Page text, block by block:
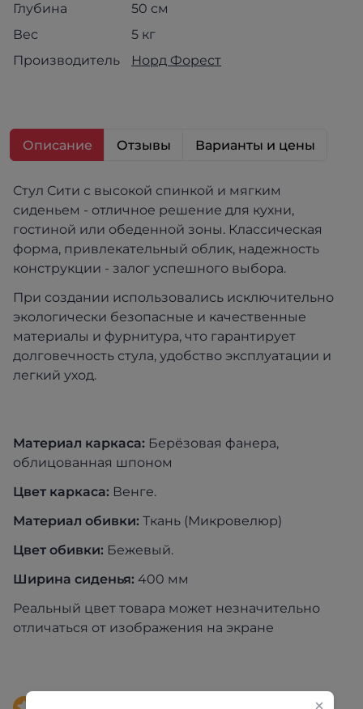
Глубина
50 см
Вес
5 кг
Производитель
Норд Форест
Описание Отзывы Варианты и цены
Стул Сити с высокой спинкой и мягким
сиденьем - отличное решение для кухни,
гостиной или обеденной зоны. Классическая
форма, привлекательный облик, надежность
конструкции - залог успешного выбора.
При создании использовались исключительно
экологически безопасные и качественные
материалы и фурнитура, что гарантирует
долговечность стула, удобство эксплуатации и
легкий уход.
Материал каркаса: Берёзовая фанера,
облицованная шпоном
Цвет каркаса: Венге.
Материал обивки: Ткань (Микровелюр)
Цвет обивки: Бежевый.
Ширина сиденья: 400 мм
Реальный цвет товара может незначительно
отличаться от изображения на экране